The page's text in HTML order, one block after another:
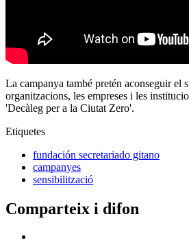
La campanya també pretén aconseguir el
organitzacions, les empreses i les
'Decàleg per a la Ciutat Zero'.
Etiquetes
fundación secretariado gitano
campanyes
sensibilització
Comparteix i difon